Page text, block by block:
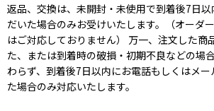
返品、交換は、未開封・未使用で到着後7日
だいた場合のみお受けいたします。（オーダ
はご対応しておりません） 万一、注文した商
た、または到着時の破損・初期不良などの場
わらず、到着後7日以内にお電話もしくはメ
た場合のみ対応いたします。